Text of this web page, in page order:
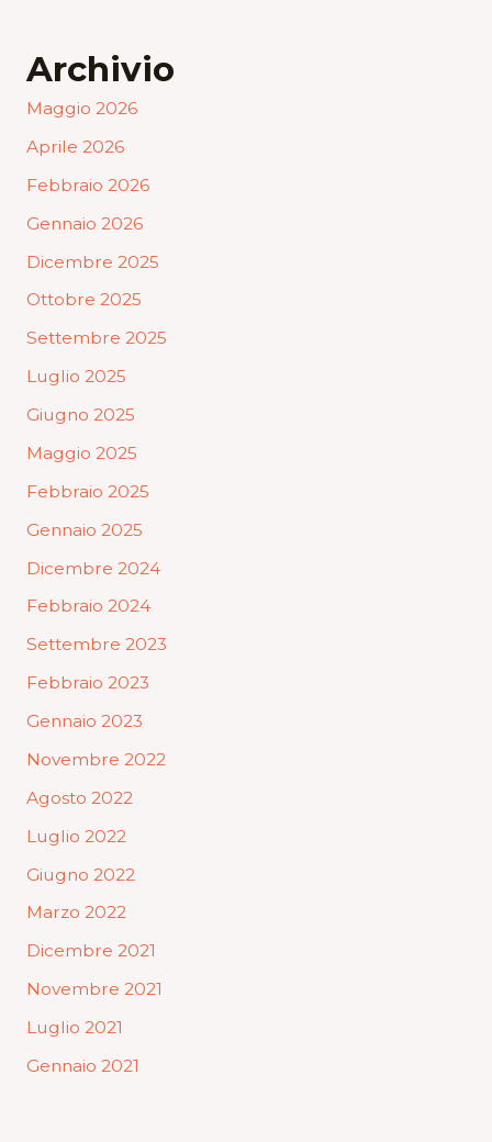
Archivio
Maggio 2026
Aprile 2026
Febbraio 2026
Gennaio 2026
Dicembre 2025
Ottobre 2025
Settembre 2025
Luglio 2025
Giugno 2025
Maggio 2025
Febbraio 2025
Gennaio 2025
Dicembre 2024
Febbraio 2024
Settembre 2023
Febbraio 2023
Gennaio 2023
Novembre 2022
Agosto 2022
Luglio 2022
Giugno 2022
Marzo 2022
Dicembre 2021
Novembre 2021
Luglio 2021
Gennaio 2021